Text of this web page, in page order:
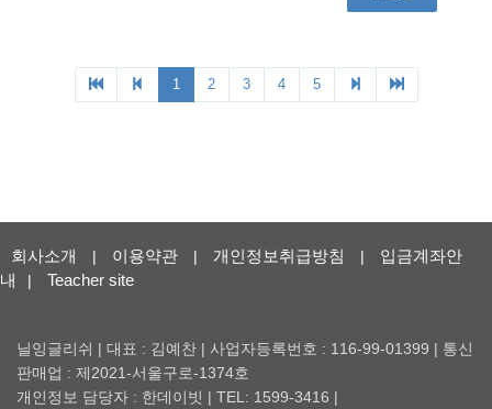
회사소개 | 이용약관 | 개인정보취급방침 |
입금계좌안
내
| Teacher site
닐잉글리쉬 | 대표 : 김예찬 | 사업자등록번호 : 116-99-01399 | 통신
판매업 : 제2021-서울구로-1374호
개인정보 담당자 : 한데이빗 | TEL: 1599-3416 |